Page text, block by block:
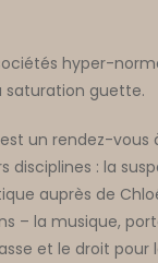
hyper-
saturation guette.
est un rendez-vous
disciplines : la
auprès de
– la musique,
et le droit pour